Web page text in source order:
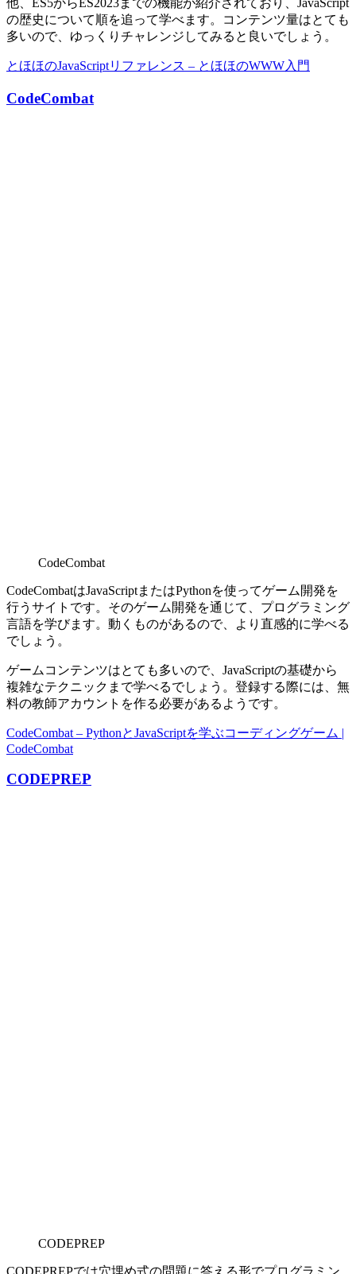
他、ES5からES2023までの機能が紹介されており、JavaScript
の歴史について順を追って学べます。コンテンツ量はとても
多いので、ゆっくりチャレンジしてみると良いでしょう。
とほほのJavaScriptリファレンス – とほほのWWW入門
CodeCombat
CodeCombat
CodeCombatはJavaScriptまたはPythonを使ってゲーム開発を
行うサイトです。そのゲーム開発を通じて、プログラミング
言語を学びます。動くものがあるので、より直感的に学べる
でしょう。
ゲームコンテンツはとても多いので、JavaScriptの基礎から
複雑なテクニックまで学べるでしょう。登録する際には、無
料の教師アカウントを作る必要があるようです。
CodeCombat – PythonとJavaScriptを学ぶコーディングゲーム |
CodeCombat
CODEPREP
CODEPREP
CODEPREPでは穴埋め式の問題に答える形でプログラミン